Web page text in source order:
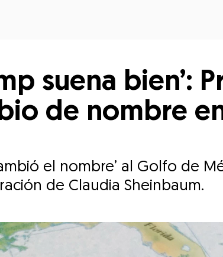
suena bien’:
de nombre
el nombre’ al Golfo de
de Claudia Sheinbaum.